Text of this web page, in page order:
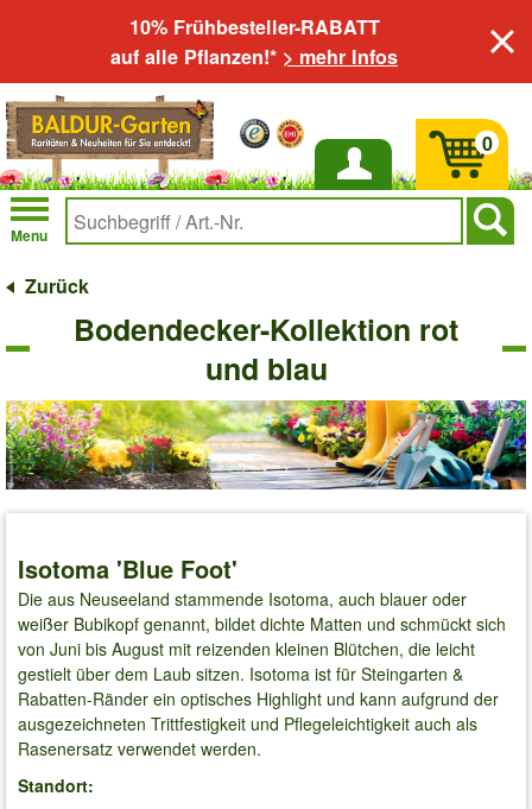
10% Frühbesteller-RABATT
auf alle Pflanzen!* > mehr Infos
Anmelden
Menu
0
Zurück
Bodendecker-Kollektion rot
und blau
Isotoma 'Blue Foot'
Die aus Neuseeland stammende Isotoma, auch blauer oder
weißer Bubikopf genannt, bildet dichte Matten und schmückt sich
von Juni bis August mit reizenden kleinen Blütchen, die leicht
gestielt über dem Laub sitzen. Isotoma ist für Steingarten &
Rabatten-Ränder ein optisches Highlight und kann aufgrund der
ausgezeichneten Trittfestigkeit und Pflegeleichtigkeit auch als
Rasenersatz verwendet werden.
Standort: